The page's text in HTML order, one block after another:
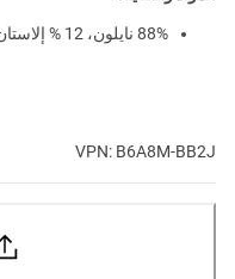
88% نايلون، 12 % إلاستان
VPN: B6A8M-BB2J